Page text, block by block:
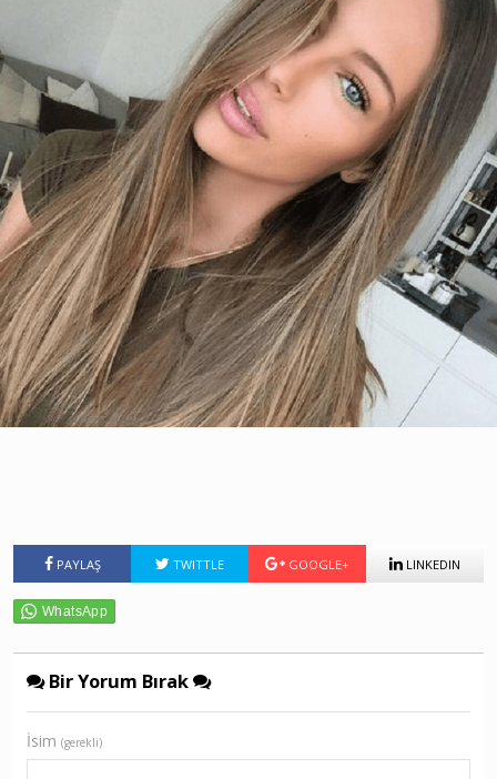
PAYLAŞ TWITTLE GOOGLE+ LINKEDIN
Bir Yorum Bırak
İsim (gerekli)